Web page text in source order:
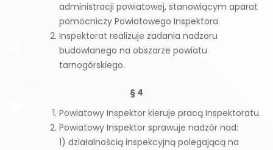
administracji powiatowej, stanowiącym aparat
pomocniczy Powiatowego Inspektora.
Inspektorat realizuje zadania nadzoru
budowlanego na obszarze powiatu
tarnogórskiego.
§ 4
Powiatowy Inspektor kieruje pracą Inspektoratu.
Powiatowy Inspektor sprawuje nadzór nad:
1) działalnością inspekcyjną polegającą na